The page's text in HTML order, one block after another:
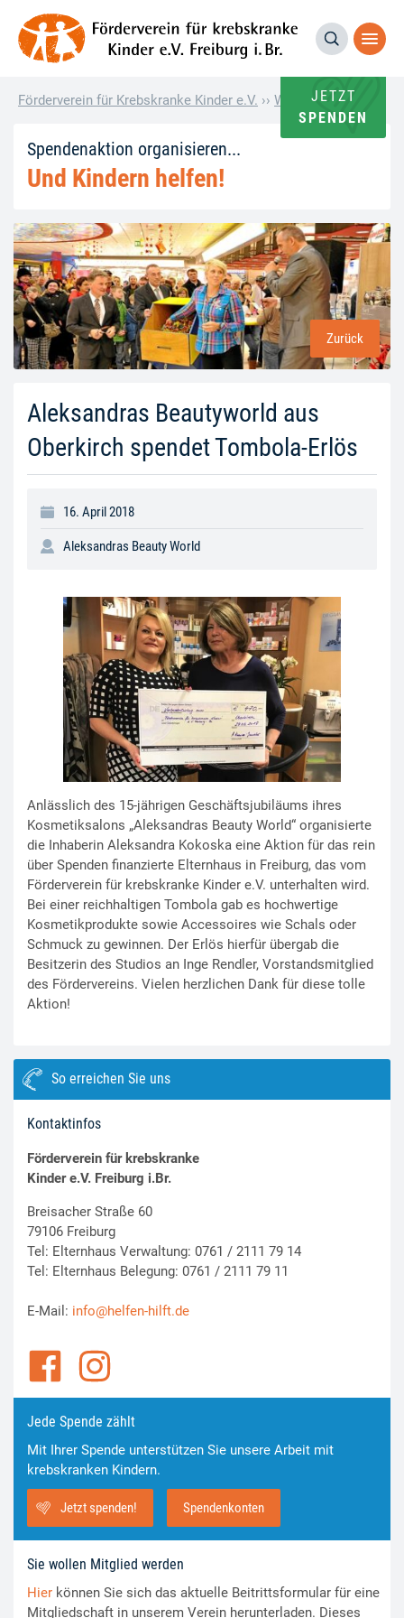
JETZT
SPENDEN
Förderverein für Krebskranke Kinder e.V. ›› Wie andere helfen
Spendenaktion organisieren...
Und Kindern helfen!
Aleksandras Beautyworld aus
Oberkirch spendet Tombola-Erlös
Zurück
16. April 2018
Aleksandras Beauty World
Anlässlich des 15-jährigen Geschäftsjubiläums ihres
Kosmetiksalons „Aleksandras Beauty World“ organisierte
die Inhaberin Aleksandra Kokoska eine Aktion für das rein
über Spenden finanzierte Elternhaus in Freiburg, das vom
Förderverein für krebskranke Kinder e.V. unterhalten wird.
Bei einer reichhaltigen Tombola gab es hochwertige
Kosmetikprodukte sowie Accessoires wie Schals oder
Schmuck zu gewinnen. Der Erlös hierfür übergab die
Besitzerin des Studios an Inge Rendler, Vorstandsmitglied
des Fördervereins. Vielen herzlichen Dank für diese tolle
Aktion!
So erreichen Sie uns
Kontaktinfos
Förderverein für krebskranke
Kinder e.V. Freiburg i.Br.
Breisacher Straße 60
79106 Freiburg
Tel: Elternhaus Verwaltung: 0761 / 2111 79 14
Tel: Elternhaus Belegung: 0761 / 2111 79 11
E-Mail: info@helfen-hilft.de
Jede Spende zählt
Mit Ihrer Spende unterstützen Sie unsere Arbeit mit
krebskranken Kindern.
Jetzt spenden! Spendenkonten
Sie wollen Mitglied werden
Hier können Sie sich das aktuelle Beitrittsformular für eine
Mitgliedschaft in unserem Verein herunterladen. Dieses